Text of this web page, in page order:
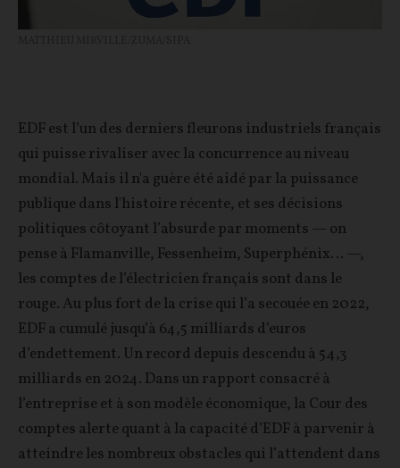
EDF est l’un des derniers fleurons industriels français
qui puisse rivaliser avec la concurrence au niveau
mondial. Mais il n'a guère été aidé par la puissance
publique dans l'histoire récente, et ses décisions
politiques côtoyant l’absurde par moments — on
pense à Flamanville, Fessenheim, Superphénix… —,
les comptes de l’électricien français sont dans le
rouge. Au plus fort de la crise qui l’a secouée en 2022,
EDF a cumulé jusqu’à 64,5 milliards d’euros
d’endettement. Un record depuis descendu à 54,3
milliards en 2024. Dans un rapport consacré à
l’entreprise et à son modèle économique, la Cour des
comptes alerte quant à la capacité d’EDF à parvenir à
atteindre les nombreux obstacles qui l’attendent dans